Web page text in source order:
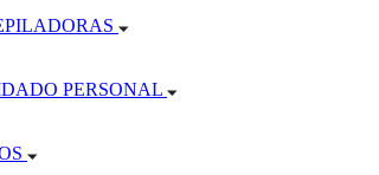
PERSONAL